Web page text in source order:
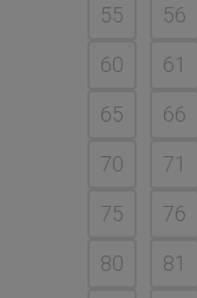
55
56
60
61
65
66
70
71
75
76
80
81